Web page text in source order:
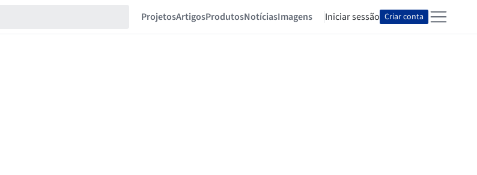
ProjetosArtigosProdutosNotíciasImagens Iniciar sessão Criar conta